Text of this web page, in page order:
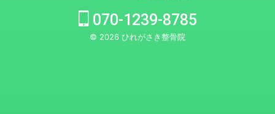
070-1239-8785
© 2026 ひれがさき整骨院